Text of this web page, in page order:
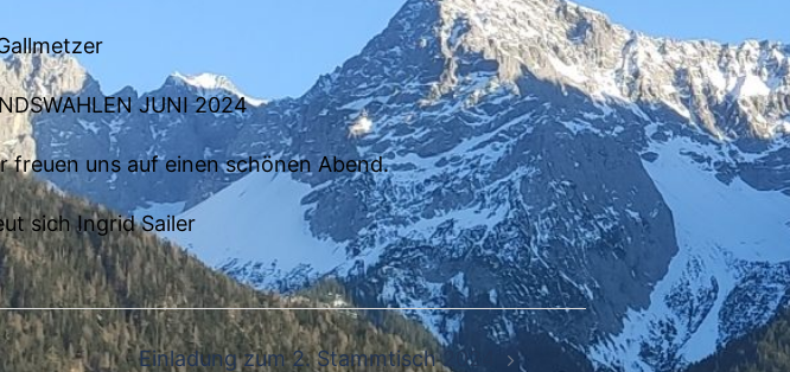
JUNI 2024
freuen uns auf einen schönen Abend.
sich Ingrid Sailer
Einladung zum 2. Stammtisch 2024